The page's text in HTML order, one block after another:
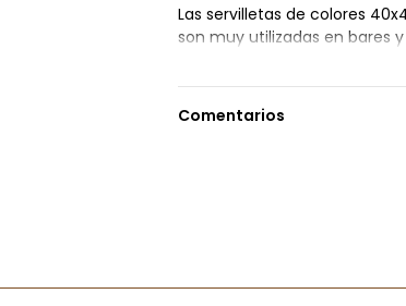
Las servilletas de colores
son muy utilizadas en bares
servilleta de 40x40 y dos
absorbencia y una
puedan verter sobre nuestra
Comentarios